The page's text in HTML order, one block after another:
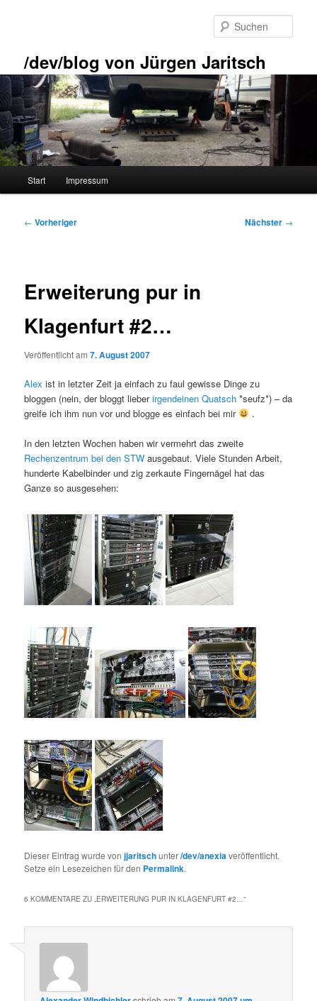
/dev/blog von Jürgen Jaritsch
Start Impressum
Beitragsnavigation
← Vorheriger Nächster →
Erweiterung pur in
Klagenfurt #2…
Veröffentlicht am7. August 2007
Alex ist in letzter Zeit ja einfach zu faul gewisse Dinge zu
bloggen (nein, der bloggt lieberirgendeinen Quatsch *seufz*) – da
greife ich ihm nun vor und blogge es einfach bei mir
.
In den letzten Wochen haben wir vermehrt das zweite
Rechenzentrum bei den STW ausgebaut. Viele Stunden Arbeit,
hunderte Kabelbinder und zig zerkaute Fingernägel hat das
Ganze so ausgesehen:
Dieser Eintrag wurde vonjjaritschunter/dev/anexiaveröffentlicht.
Setze ein Lesezeichen für den Permalink.
6 KOMMENTARE ZU „ERWEITERUNG PUR IN KLAGENFURT #2…“